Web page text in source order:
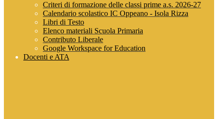
Criteri di formazione delle classi prime a.s. 2026-27
Calendario scolastico IC Oppeano - Isola Rizza
Libri di Testo
Elenco materiali Scuola Primaria
Contributo Liberale
Google Workspace for Education
Docenti e ATA